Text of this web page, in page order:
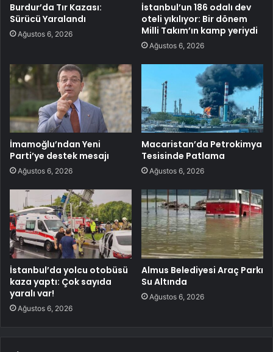
Burdur’da Tır Kazası:
Sürücü Yaralandı
Ağustos 6, 2026
İstanbul’un 186 odalı dev
oteli yıkılıyor: Bir dönem
Milli Takım’ın kamp yeriydi
Ağustos 6, 2026
İmamoğlu’ndan Yeni
Parti’ye destek mesajı
Ağustos 6, 2026
Macaristan’da Petrokimya
Tesisinde Patlama
Ağustos 6, 2026
İstanbul’da yolcu otobüsü
kaza yaptı: Çok sayıda
yaralı var!
Ağustos 6, 2026
Almus Belediyesi Araç Parkı
Su Altında
Ağustos 6, 2026